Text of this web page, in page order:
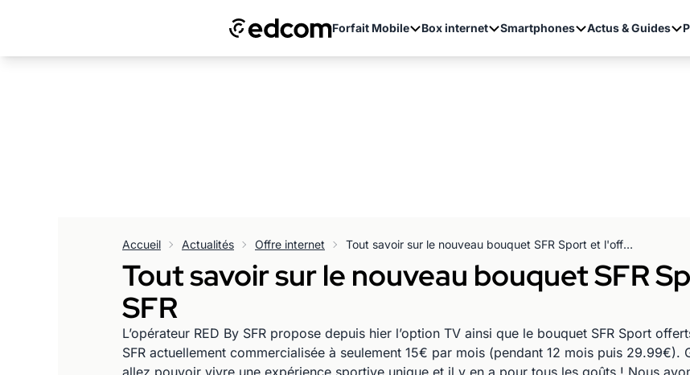
Forfait Mobile Box internet Smartphones Actus & Guides
Accueil Actualités Offre internet Tout savoir sur le nouveau bouquet SFR Sport et l'offre RED by SFR
Tout savoir sur le nouveau bouquet SFR
SFR
L’opérateur RED By SFR propose depuis hier l’option TV ainsi que le bouquet SFR Sport
SFR actuellement commercialisée à seulement 15€ par mois (pendant 12 mois puis
allez pouvoir vivre une expérience sportive unique et il y en a pour tous les goûts ! Nous